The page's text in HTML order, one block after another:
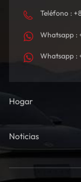
Teléfono :
Whatsapp :
Whatsapp :
Hogar
Noticias